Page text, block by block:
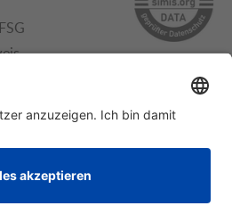
- SICHERE BESTELLUNG